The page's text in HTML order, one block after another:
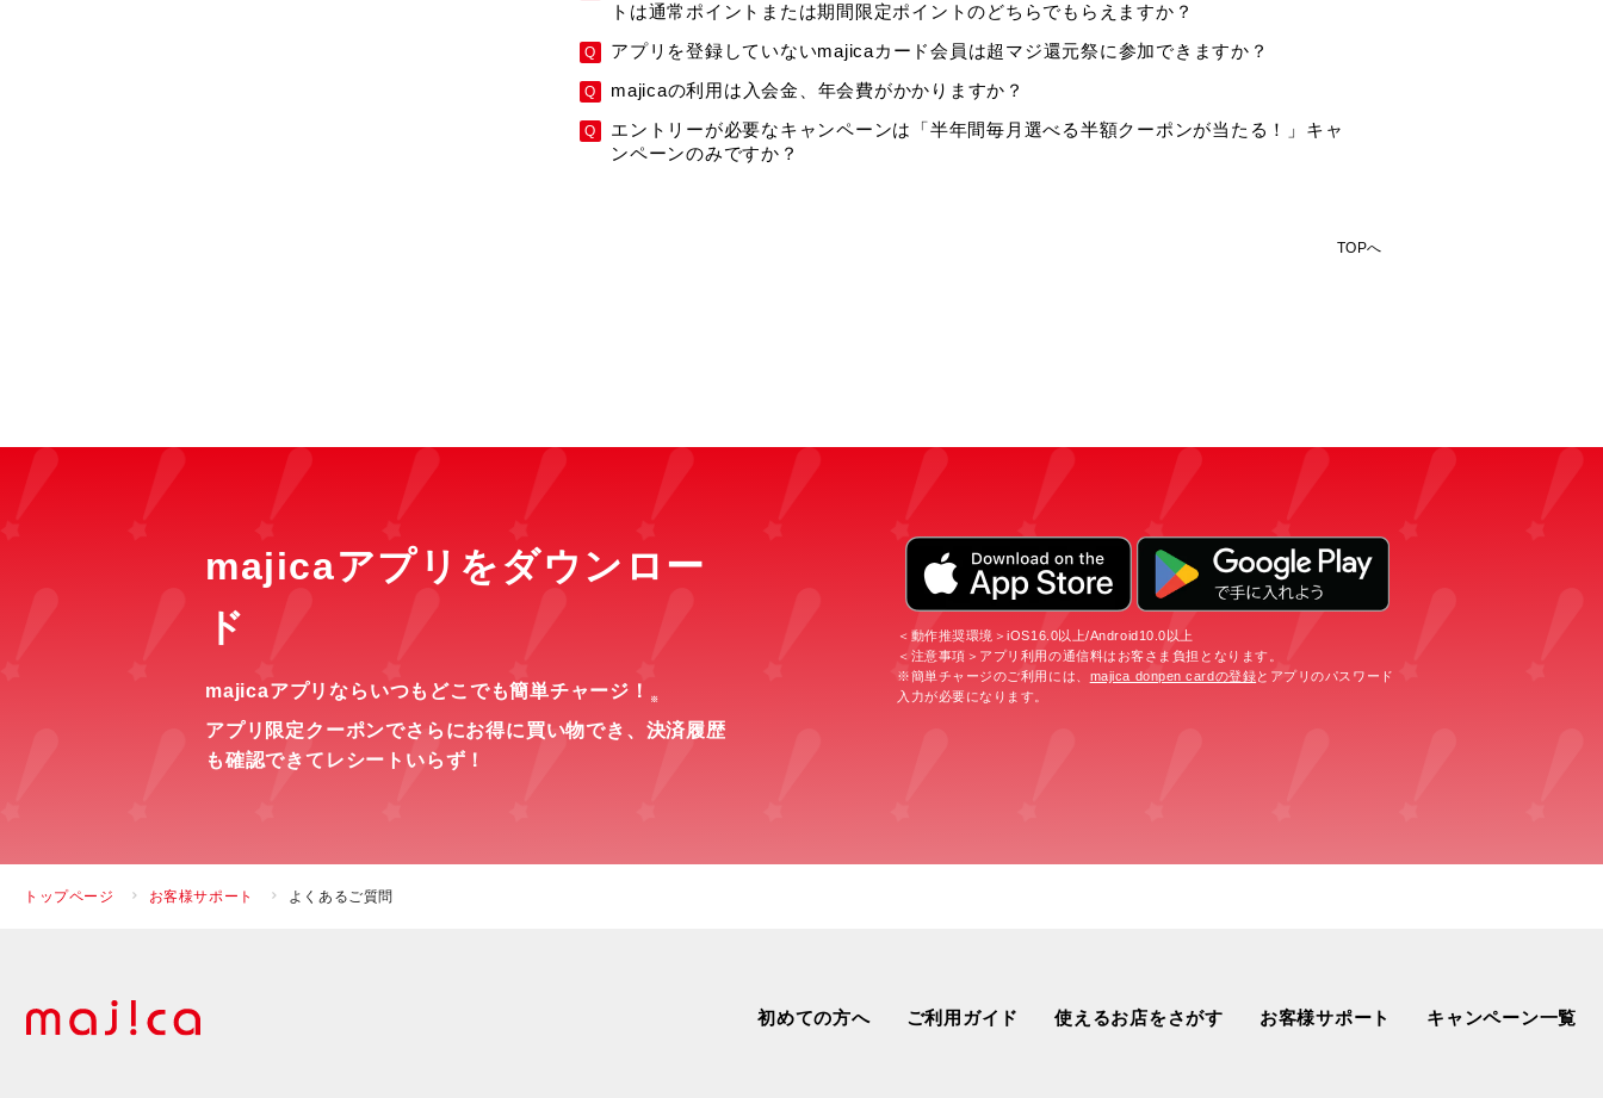
トは通常ポイントまたは期間限定ポイントのどちらでもらえますか？
アプリを登録していないmajicaカード会員は超マジ還元祭に参加できますか？
majicaの利用は入会金、年会費がかかりますか？
エントリーが必要なキャンペーンは「半年間毎月選べる半額クーポンが当たる！」キャ
ンペーンのみですか？
TOPへ
majicaアプリをダウンロー
ド
majicaアプリならいつもどこでも簡単チャージ！ ※
アプリ限定クーポンでさらにお得に買い物でき、 決済履歴
も確認できてレシートいらず！
＜動作推奨環境＞iOS16.0以上/Android10.0以上
＜注意事項＞アプリ利用の通信料はお客さま負担となります。
※簡単チャージのご利用には、 majica donpen cardの登録とアプリのパスワード
入力が必要になります。
トップページ お客様サポート よくあるご質問
初めての方へ ご利用ガイド 使えるお店をさがす お客様サポート キャンペーン一覧